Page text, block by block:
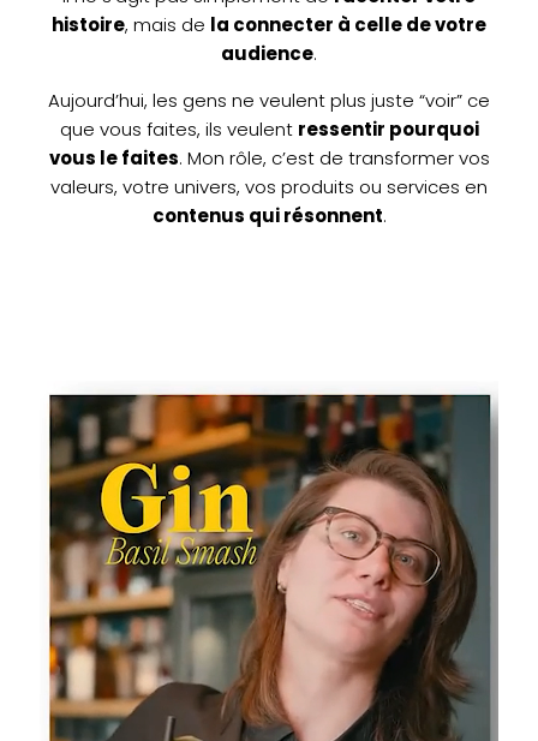
histoire, mais de la connecter à celle de votre
audience.
Aujourd’hui, les gens ne veulent plus juste “voir” ce
que vous faites, ils veulent ressentir pourquoi
vous le faites. Mon rôle, c’est de transformer vos
valeurs, votre univers, vos produits ou services en
contenus qui résonnent.